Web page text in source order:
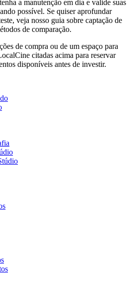
a manutenção em dia e valide suas
possível. Se quiser aprofundar
veja nosso guia sobre captação de
de comparação.
de compra ou de um espaço para
citadas acima para reservar
disponíveis antes de investir.